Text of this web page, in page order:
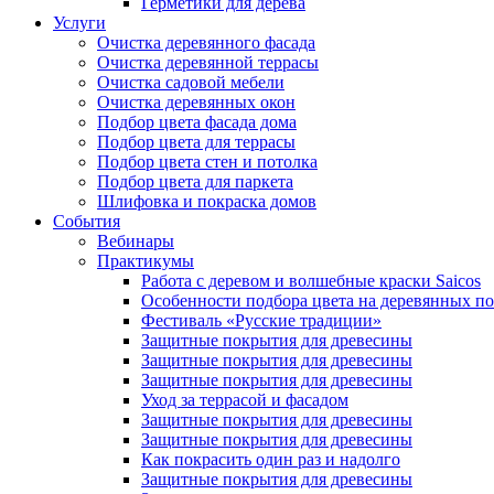
Услуги
Очистка деревянного фасада
Очистка деревянной террасы
Очистка садовой мебели
Очистка деревянных окон
Подбор цвета фасада дома
Подбор цвета для террасы
Подбор цвета стен и потолка
Подбор цвета для паркета
Шлифовка и покраска домов
События
Вебинары
Практикумы
Работа с деревом и волшебные краски Saicos
Особенности подбора цвета на деревянных
Фестиваль «Русские традиции»
Защитные покрытия для древесины
Защитные покрытия для древесины
Защитные покрытия для древесины
Уход за террасой и фасадом
Защитные покрытия для древесины
Защитные покрытия для древесины
Как покрасить один раз и надолго
Защитные покрытия для древесины